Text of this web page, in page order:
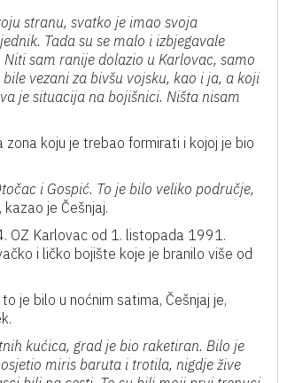
stranu, svatko je imao svoja
Tada su se malo i izbjegavale
sam ranije dolazio u Karlovac, samo
vezani za bivšu vojsku, kao i ja, a koji
je situacija na bojišnici. Ništa nisam
koju je trebao formirati i kojoj je bio
i Gospić. To je bilo veliko područje,
, kazao je Češnjaj.
OZ Karlovac od 1. listopada 1991.
i ličko bojište koje je branilo više od
je bilo u noćnim satima, Češnjaj je,
kućica, grad je bio raketiran. Bilo je
miris baruta i trotila, nigdje žive